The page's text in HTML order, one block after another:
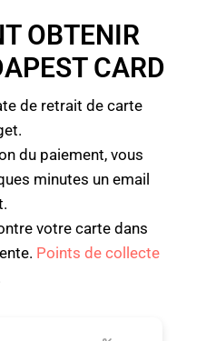
OBTENIR
CARD
de retrait de carte
du paiement, vous
minutes un email
votre carte dans
Points de collecte